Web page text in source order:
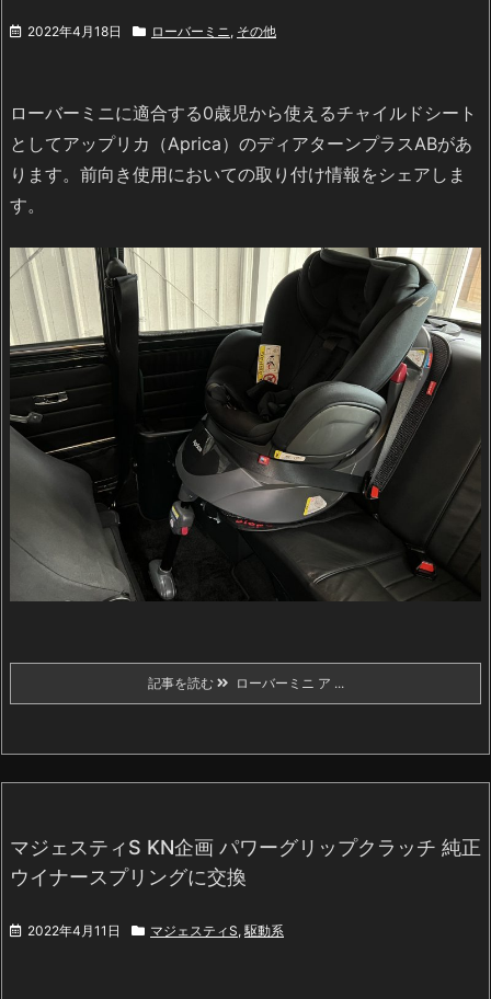
2022年4月18日 ローバーミニ , その他
ローバーミニに適合する0歳児から使えるチャイルドシート
としてアップリカ（Aprica）のディアターンプラスABがあ
ります。前向き使用においての取り付け情報をシェアしま
す。
記事を読む ローバーミニ ア ...
マジェスティS KN企画 パワーグリップクラッチ 純正
ウイナースプリングに交換
2022年4月11日 マジェスティS, 駆動系